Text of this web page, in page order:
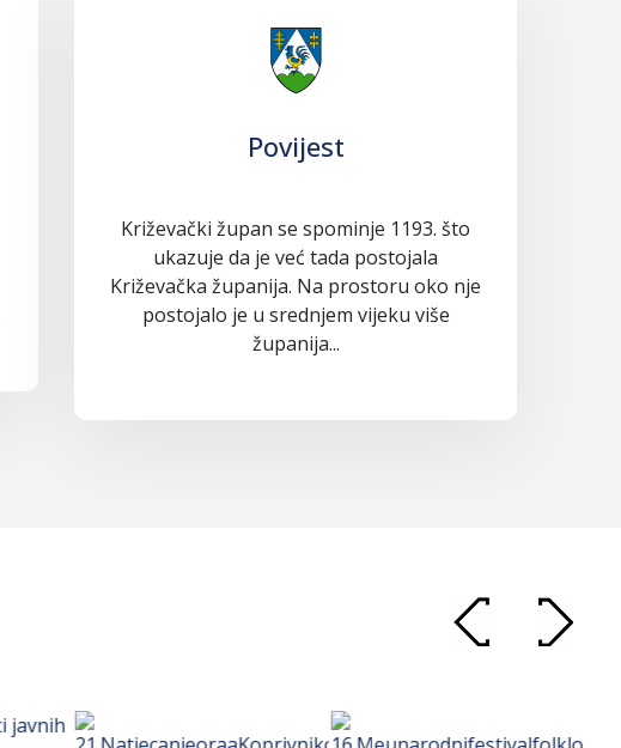
Povijest
Križevački župan se spominje 1193. što
ukazuje da je već tada postojala
Križevačka županija. Na prostoru oko nje
postojalo je u srednjem vijeku više
županija...